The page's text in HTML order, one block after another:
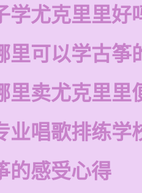
学尤克里里好
里可以学古筝
里卖尤克里里
业唱歌排练学
的感受心得